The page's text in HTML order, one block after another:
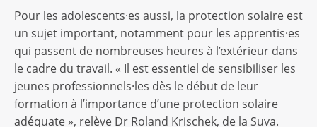
Pour les adolescents·es aussi, la protection solaire est
un sujet important, notamment pour les apprentis·es
qui passent de nombreuses heures à l’extérieur dans
le cadre du travail. « Il est essentiel de sensibiliser les
jeunes professionnels·les dès le début de leur
formation à l’importance d’une protection solaire
adéquate », relève Dr Roland Krischek, de la Suva.